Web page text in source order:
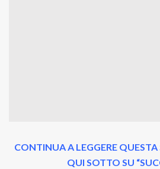
CONTINUA A LEGGERE
QUI SOTTO SU